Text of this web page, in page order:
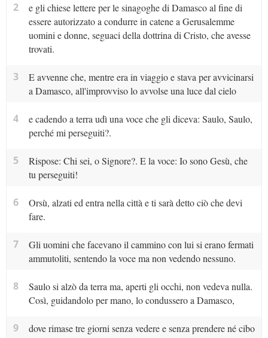
2
e gli chiese lettere per le sinagoghe di Damasco al fine di
essere autorizzato a condurre in catene a Gerusalemme
uomini e donne, seguaci della dottrina di Cristo, che avesse
trovati.
3
E avvenne che, mentre era in viaggio e stava per avvicinarsi
a Damasco, all'improvviso lo avvolse una luce dal cielo
4
e cadendo a terra udì una voce che gli diceva: Saulo, Saulo,
perché mi perseguiti?.
5
Rispose: Chi sei, o Signore?. E la voce: Io sono Gesù, che
tu perseguiti!
6
Orsù, alzati ed entra nella città e ti sarà detto ciò che devi
fare.
7
Gli uomini che facevano il cammino con lui si erano fermati
ammutoliti, sentendo la voce ma non vedendo nessuno.
8
Saulo si alzò da terra ma, aperti gli occhi, non vedeva nulla.
Così, guidandolo per mano, lo condussero a Damasco,
9
dove rimase tre giorni senza vedere e senza prendere né cibo